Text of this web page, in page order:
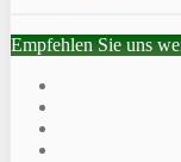
Empfehlen Sie uns